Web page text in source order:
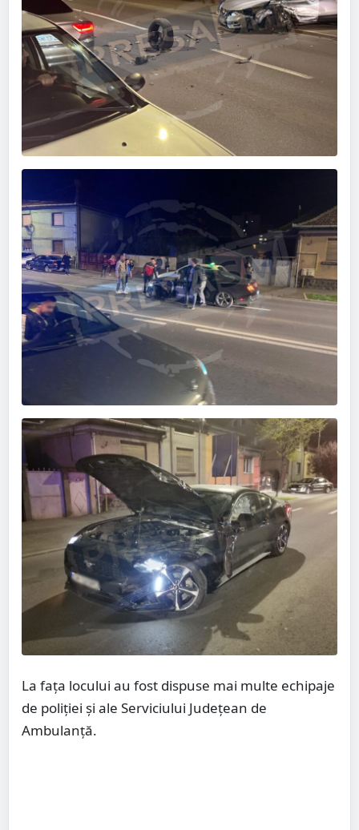
La fața locului au fost dispuse mai multe echipaje
de poliției și ale Serviciului Județean de
Ambulanță.